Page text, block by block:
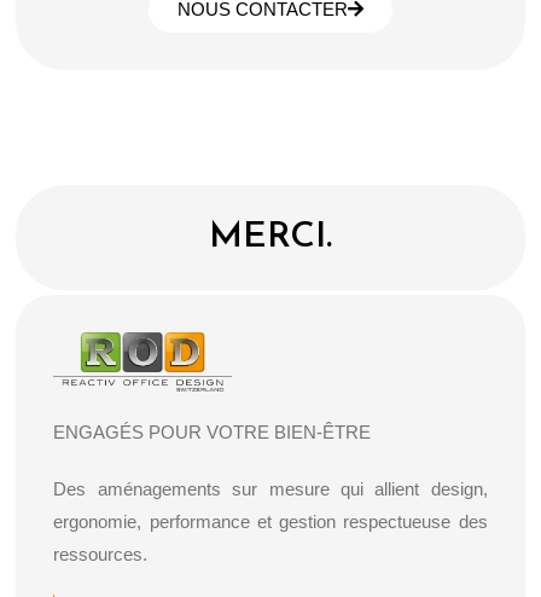
NOUS CONTACTER
MERCI.
ENGAGÉS POUR VOTRE BIEN-ÊTRE
Des aménagements sur mesure qui allient design,
ergonomie, performance et gestion respectueuse des
ressources.